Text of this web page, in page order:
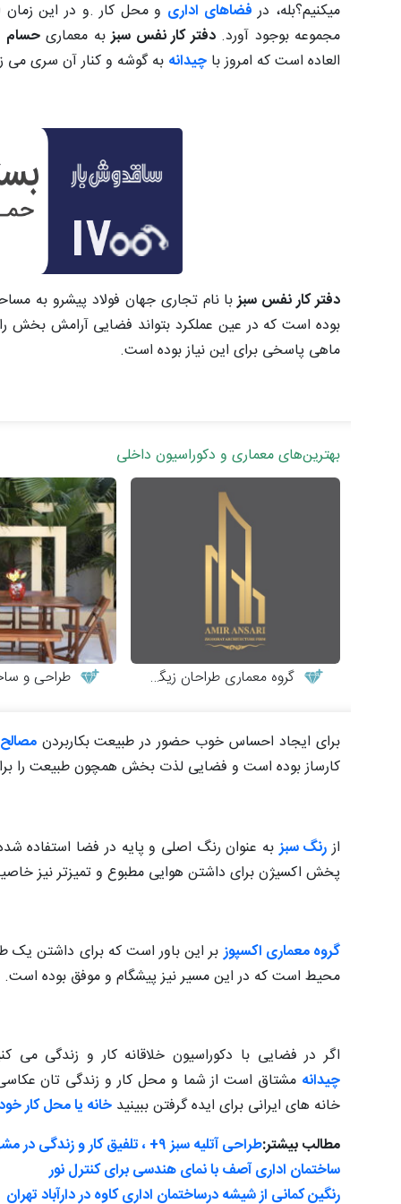
میکنیم؟بله، در فضاهای اداری و محل کار .و در این
مجموعه بوجود آورد.دفتر کار نفس سبزبه معماریحسام
العاده است که امروز با چیدانه به گوشه و کنار آن سری می
دفتر کار نفس سبز
بوده است که در عین عملکرد بتواند فضایی آرامش بخش را
ماهی پاسخی برای این نیاز بوده است.
بهترین‌های معماری و دکوراسیون داخلی
گروه معماری طراحان زیگورات طراحی و ساخت
برای ایجاد احساس خوب حضور در طبیعت بکاربردنمصالح
کارساز بوده است و فضایی لذت بخش همچون طبیعت را
ازرنگ سبزبه عنوان رنگ اصلی و پایه در فضا استفاده
پخش اکسیژن برای داشتن هوایی مطبوع و تمیزتر نیز
گروه معماری اکسپوزبر این باور است که برای داشتن یک
محیط است که در این مسیر نیز پیشگام و موفق بوده است.
اگر در فضایی با دکوراسیون خلاقانه کار و زندگی
چیدانه مشتاق است از شما و محل کار و زندگی تان عکاسی
خانه های ایرانی برای ایده گرفتن ببینید خانه یا محل کار
مطالب بیشتر:طراحی آتلیه سبز ٩+ ، تلفیق کار و زندگی در مشهد !
ساختمان اداری آصف با نمای هندسی برای کنترل نور
رنگین کمانی از شیشه درساختمان اداری کاوه در دارآباد تهران